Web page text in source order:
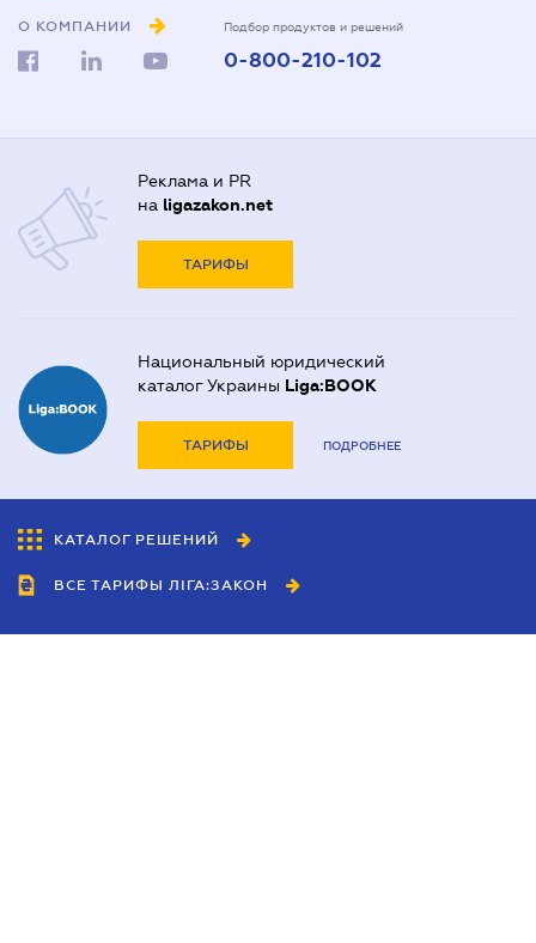
О КОМПАНИИ Подбор продуктов и решений
0-800-210-102
Реклама и PR
на ligazakon.net
ТАРИФЫ
Национальный юридический
каталог Украины Liga:BOOK
ТАРИФЫ ПОДРОБНЕЕ
КАТАЛОГ РЕШЕНИЙ
ВСЕ ТАРИФЫ ЛІГА:ЗАКОН